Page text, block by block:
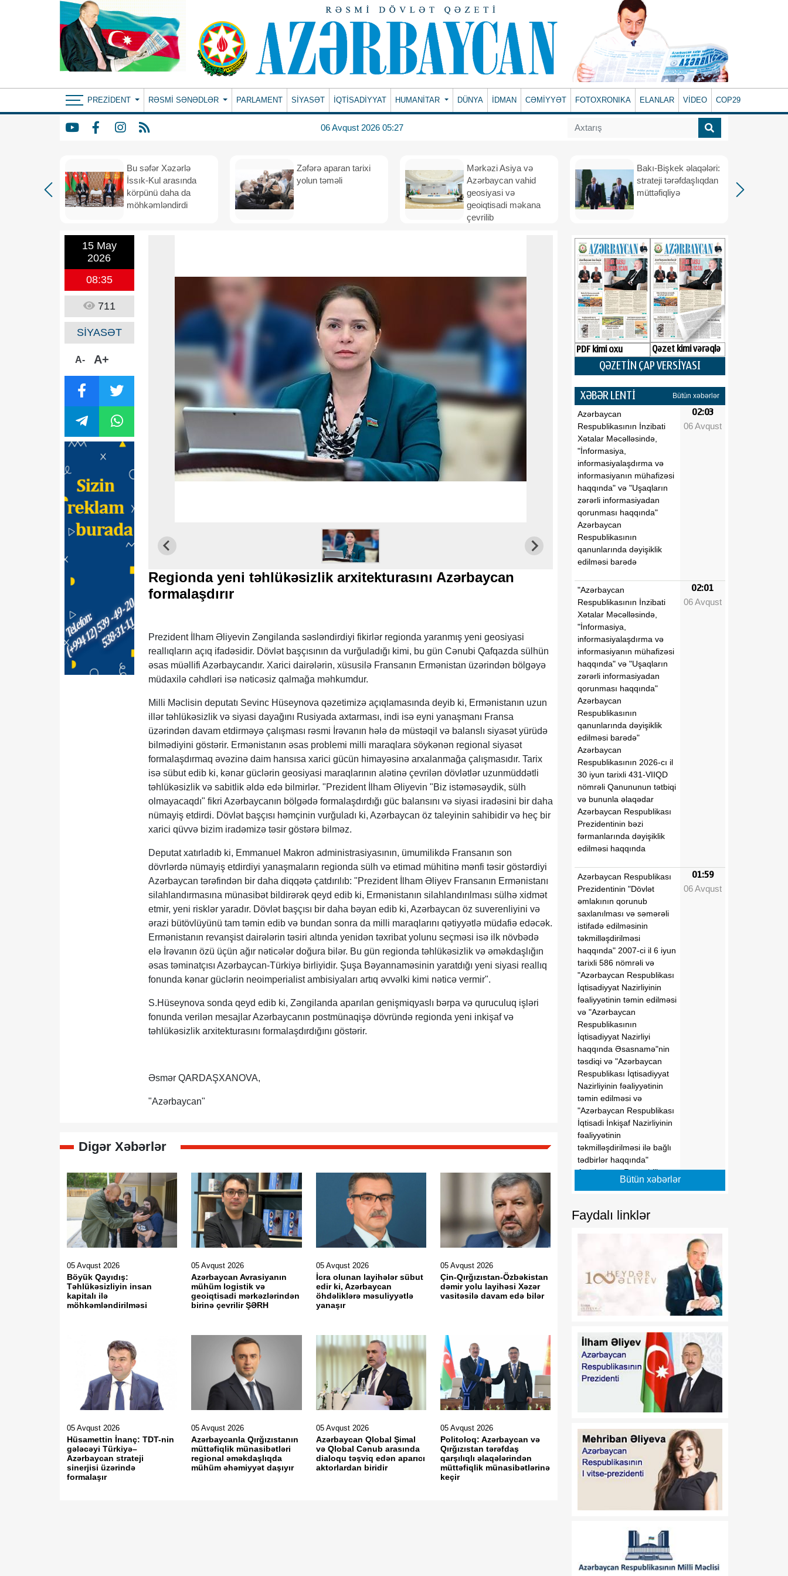
PREZIDENT RƏSMI SƏNƏDLƏR PARLAMENT SİYASƏT İQTİSADİYYAT HUMANITAR DÜNYA İDMAN CƏMİYYƏT FOTOXRONIKA ELANLAR VİDEO COP29
06 Avqust 2026 05:27
Bu səfər Xəzərlə
İssık-Kul arasında
körpünü daha da
möhkəmləndirdi
Zəfərə aparan tarixi
yolun təməli
Mərkəzi Asiya və
Azərbaycan vahid
geosiyasi və
geoiqtisadi məkana
çevrilib
Bakı-Bişkek əlaqələri:
strateji tərəfdaşlıqdan
müttəfiqliyə
15 May
2026
08:35
711
SİYASƏT
A- A+
Regionda yeni təhlükəsizlik arxitekturasını Azərbaycan
formalaşdırır
Prezident İlham Əliyevin Zəngilanda səsləndirdiyi fikirlər regionda yaranmış yeni geosiyasi
reallıqların açıq ifadəsidir. Dövlət başçısının da vurğuladığı kimi, bu gün Cənubi Qafqazda sülhün
əsas müəllifi Azərbaycandır. Xarici dairələrin, xüsusilə Fransanın Ermənistan üzərindən bölgəyə
müdaxilə cəhdləri isə nəticəsiz qalmağa məhkumdur.
Milli Məclisin deputatı Sevinc Hüseynova qəzetimizə açıqlamasında deyib ki, Ermənistanın uzun
illər təhlükəsizlik və siyasi dayağını Rusiyada axtarması, indi isə eyni yanaşmanı Fransa
üzərindən davam etdirməyə çalışması rəsmi İrəvanın hələ də müstəqil və balanslı siyasət yürüdə
bilmədiyini göstərir. Ermənistanın əsas problemi milli maraqlara söykənən regional siyasət
formalaşdırmaq əvəzinə daim hansısa xarici gücün himayəsinə arxalanmağa çalışmasıdır. Tarix
isə sübut edib ki, kənar güclərin geosiyasi maraqlarının alətinə çevrilən dövlətlər uzunmüddətli
təhlükəsizlik və sabitlik əldə edə bilmirlər. "Prezident İlham Əliyevin "Biz istəməsəydik, sülh
olmayacaqdı" fikri Azərbaycanın bölgədə formalaşdırdığı güc balansını və siyasi iradəsini bir daha
nümayiş etdirdi. Dövlət başçısı həmçinin vurğuladı ki, Azərbaycan öz taleyinin sahibidir və heç bir
xarici qüvvə bizim iradəmizə təsir göstərə bilməz.
Deputat xatırladıb ki, Emmanuel Makron administrasiyasının, ümumilikdə Fransanın son
dövrlərdə nümayiş etdirdiyi yanaşmaların regionda sülh və etimad mühitinə mənfi təsir göstərdiyi
Azərbaycan tərəfindən bir daha diqqətə çatdırılıb: "Prezident İlham Əliyev Fransanın Ermənistanı
silahlandırmasına münasibət bildirərək qeyd edib ki, Ermənistanın silahlandırılması sülhə xidmət
etmir, yeni risklər yaradır. Dövlət başçısı bir daha bəyan edib ki, Azərbaycan öz suverenliyini və
ərazi bütövlüyünü tam təmin edib və bundan sonra da milli maraqlarını qətiyyətlə müdafiə edəcək.
Ermənistanın revanşist dairələrin təsiri altında yenidən təxribat yolunu seçməsi isə ilk növbədə
elə İrəvanın özü üçün ağır nəticələr doğura bilər. Bu gün regionda təhlükəsizlik və əməkdaşlığın
əsas təminatçısı Azərbaycan-Türkiyə birliyidir. Şuşa Bəyannaməsinin yaratdığı yeni siyasi reallıq
fonunda kənar güclərin neoimperialist ambisiyaları artıq əvvəlki kimi nəticə vermir".
S.Hüseynova sonda qeyd edib ki, Zəngilanda aparılan genişmiqyaslı bərpa və quruculuq işləri
fonunda verilən mesajlar Azərbaycanın postmünaqişə dövründə regionda yeni inkişaf və
təhlükəsizlik arxitekturasını formalaşdırdığını göstərir.
Əsmər QARDAŞXANOVA,
"Azərbaycan"
Digər Xəbərlər
05 Avqust 2026
Böyük Qayıdış:
Təhlükəsizliyin insan
kapitalı ilə
möhkəmləndirilməsi
05 Avqust 2026
Azərbaycan Avrasiyanın
mühüm logistik və
geoiqtisadi mərkəzlərindən
birinə çevrilir ŞƏRH
05 Avqust 2026
İcra olunan layihələr sübut
edir ki, Azərbaycan
öhdəliklərə məsuliyyətlə
yanaşır
05 Avqust 2026
Çin-Qırğızıstan-Özbəkistan
dəmir yolu layihəsi Xəzər
vasitəsilə davam edə bilər
05 Avqust 2026
Hüsamettin İnanç: TDT-nin
gələcəyi Türkiyə–
Azərbaycan strateji
sinerjisi üzərində
formalaşır
05 Avqust 2026
Azərbaycanla Qırğızıstanın
müttəfiqlik münasibətləri
regional əməkdaşlıqda
mühüm əhəmiyyət daşıyır
05 Avqust 2026
Azərbaycan Qlobal Şimal
və Qlobal Cənub arasında
dialoqu təşviq edən aparıcı
aktorlardan biridir
05 Avqust 2026
Politoloq: Azərbaycan və
Qırğızıstan tərəfdaş
qarşılıqlı əlaqələrindən
müttəfiqlik münasibətlərinə
keçir
PDF kimi oxu Qəzet kimi vərəqlə
QƏZETİN ÇAP VERSİYASI
XƏBƏR LENTİ Bütün xəbərlər
Azərbaycan
Respublikasının İnzibati
Xətalar Məcəlləsində,
"İnformasiya,
informasiyalaşdırma və
informasiyanın mühafizəsi
haqqında" və "Uşaqların
zərərli informasiyadan
qorunması haqqında"
Azərbaycan
Respublikasının
qanunlarında dəyişiklik
edilməsi barədə
02:03
06 Avqust
"Azərbaycan
Respublikasının İnzibati
Xətalar Məcəlləsində,
"İnformasiya,
informasiyalaşdırma və
informasiyanın mühafizəsi
haqqında" və "Uşaqların
zərərli informasiyadan
qorunması haqqında"
Azərbaycan
Respublikasının
qanunlarında dəyişiklik
edilməsi barədə"
Azərbaycan
Respublikasının 2026-cı il
30 iyun tarixli 431-VIIQD
nömrəli Qanununun tətbiqi
və bununla əlaqədar
Azərbaycan Respublikası
Prezidentinin bəzi
fərmanlarında dəyişiklik
edilməsi haqqında
02:01
06 Avqust
Azərbaycan Respublikası
Prezidentinin "Dövlət
əmlakının qorunub
saxlanılması və səmərəli
istifadə edilməsinin
təkmilləşdirilməsi
haqqında" 2007-ci il 6 iyun
tarixli 586 nömrəli və
"Azərbaycan Respublikası
İqtisadiyyat Nazirliyinin
fəaliyyətinin təmin edilməsi
və "Azərbaycan
Respublikasının
İqtisadiyyat Nazirliyi
haqqında Əsasnamə"nin
təsdiqi və "Azərbaycan
Respublikası İqtisadiyyat
Nazirliyinin fəaliyyətinin
təmin edilməsi və
"Azərbaycan Respublikası
İqtisadi İnkişaf Nazirliyinin
fəaliyyətinin
təkmilləşdirilməsi ilə bağlı
tədbirlər haqqında"
Azərbaycan Respublikası
Prezidentinin 2006-cı il 28
Fərmanında dəyişikliklər
edilməsi barədə" 2014-cü
il 20 fevral tarixli 111
haqqında" Azərbaycan
Respublikası Prezidentinin
2019-cu il 30 dekabr tarixli
911 nömrəli Fərmanında
2020-ci il 12 may tarixli
1017 nömrəli
fərmanlarında dəyişiklik
edilməsi haqqında
01:59
06 Avqust
“İşğaldan azad edilmiş
ərazilərdə fəaliyyət
maliyyə resurslarına çıxış
imkanlarının
genişləndirilməsi
istiqamətində zəruri dövlət
dəstəyinin gücləndirilməsi
Respublikası adından borc
verilməsi Qaydası”nın
təsdiq edilməsi haqqında”
Azərbaycan Respublikası
Prezidentinin 2018-ci il 18
06 Avqust
Bütün xəbərlər
Faydalı linklər